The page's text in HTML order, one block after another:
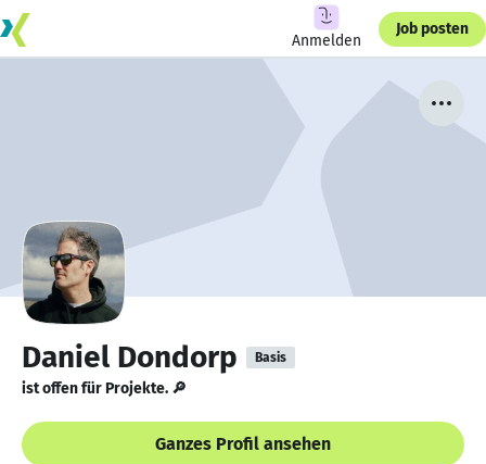
Anmelden
Job posten
Daniel Dondorp Basis
ist offen für Projekte. 🔎
Ganzes Profil ansehen